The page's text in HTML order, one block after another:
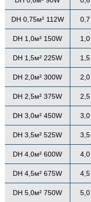
DH 0,75м² 112W 0,7
DH 1,0м² 150W
DH 1,5м² 225W
DH 2,0м² 300W
DH 2,5м² 375W
DH 3,0м² 450W 3,0
DH 3,5м² 525W 3,5
DH 4,0м² 600W 4,0
DH 4,5м² 675W 4,5
DH 5,0м² 750W 5,0